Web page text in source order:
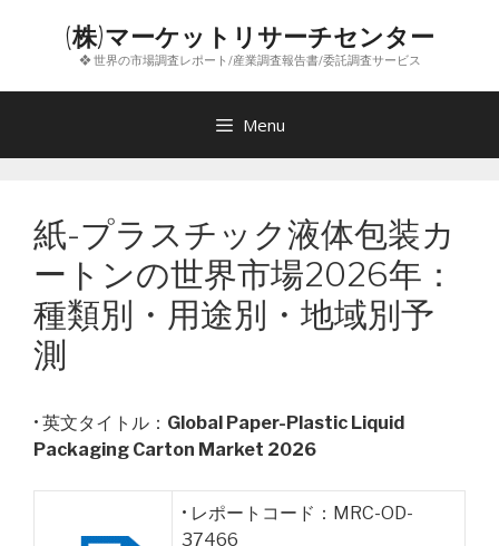
ン
(株)マーケットリサーチセンター
❖ 世界の市場調査レポート/産業調査報告書/委託調査サービス
Menu
紙-プラスチック液体包装カ
ートンの世界市場2026年：
種類別・用途別・地域別予
測
• 英文タイトル： Global Paper-Plastic Liquid
Packaging Carton Market 2026
• レポートコード：MRC-OD-
37466